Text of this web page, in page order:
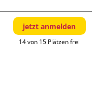
jetzt anmelden
14 von 15 Plätzen frei